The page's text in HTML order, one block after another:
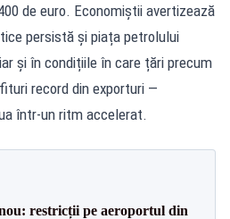
de euro. Economiștii avertizează
persistă și piața petrolului
și în condițiile în care țări precum
record din exporturi —
într-un ritm accelerat.
restricții pe aeroportul din